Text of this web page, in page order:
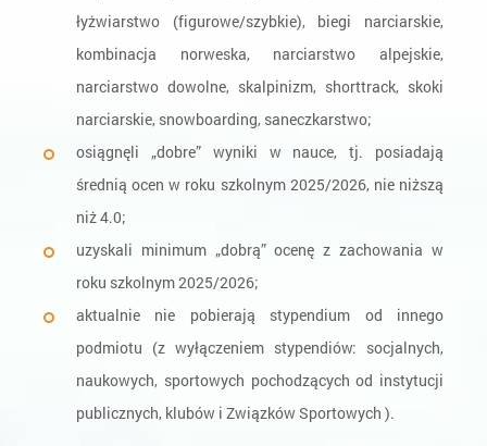
łyżwiarstwo (figurowe/szybkie), biegi narciarskie,
kombinacja norweska, narciarstwo alpejskie,
narciarstwo dowolne, skalpinizm, shorttrack, skoki
narciarskie, snowboarding, saneczkarstwo;
osiągnęli „dobre” wyniki w nauce, tj. posiadają
średnią ocen w roku szkolnym 2025/2026, nie niższą
niż 4.0;
uzyskali minimum „dobrą” ocenę z zachowania w
roku szkolnym 2025/2026;
aktualnie nie pobierają stypendium od innego
podmiotu (z wyłączeniem stypendiów: socjalnych,
naukowych, sportowych pochodzących od instytucji
publicznych, klubów i Związków Sportowych ).